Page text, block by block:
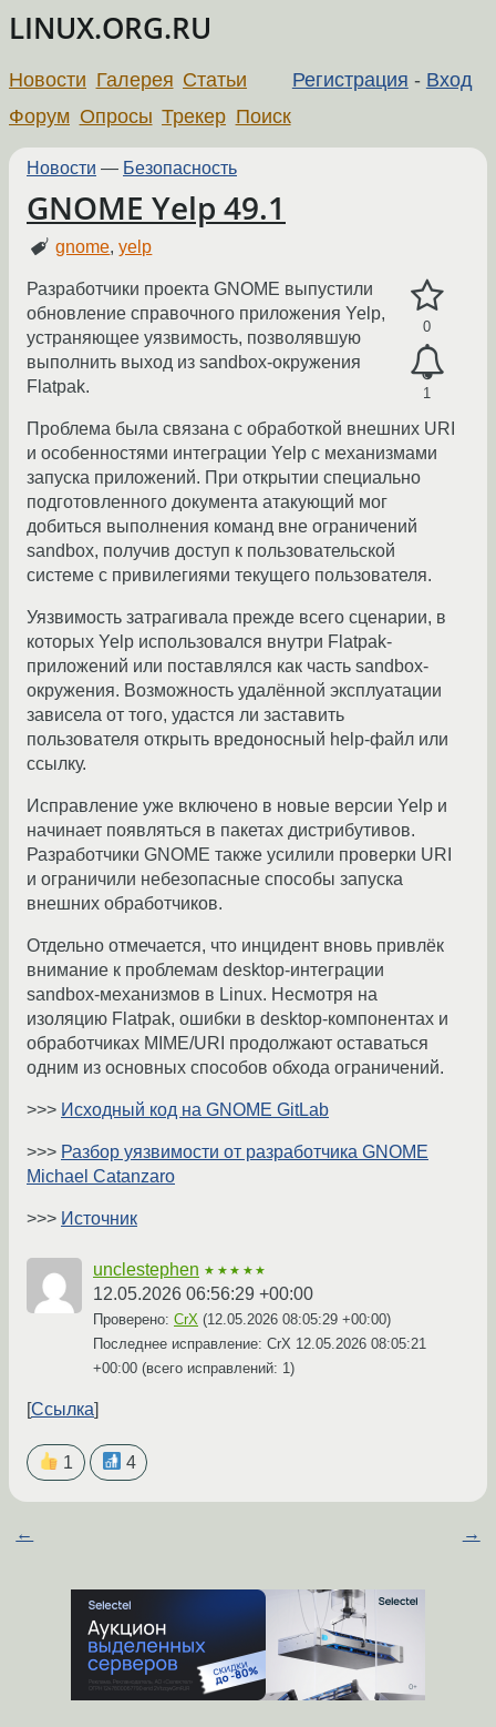
LINUX.ORG.RU
Регистрация - Вход
Новости Галерея Статьи
Форум Опросы Трекер Поиск
Новости — Безопасность
GNOME Yelp 49.1
gnome,yelp
0
1
Разработчики проекта GNOME выпустили
обновление справочного приложения Yelp,
устраняющее уязвимость, позволявшую
выполнить выход из sandbox-окружения
Flatpak.
Проблема была связана с обработкой внешних URI
и особенностями интеграции Yelp с механизмами
запуска приложений. При открытии специально
подготовленного документа атакующий мог
добиться выполнения команд вне ограничений
sandbox, получив доступ к пользовательской
системе с привилегиями текущего пользователя.
Уязвимость затрагивала прежде всего сценарии, в
которых Yelp использовался внутри Flatpak-
приложений или поставлялся как часть sandbox-
окружения. Возможность удалённой эксплуатации
зависела от того, удастся ли заставить
пользователя открыть вредоносный help-файл или
ссылку.
Исправление уже включено в новые версии Yelp и
начинает появляться в пакетах дистрибутивов.
Разработчики GNOME также усилили проверки URI
и ограничили небезопасные способы запуска
внешних обработчиков.
Отдельно отмечается, что инцидент вновь привлёк
внимание к проблемам desktop-интеграции
sandbox-механизмов в Linux. Несмотря на
изоляцию Flatpak, ошибки в desktop-компонентах и
обработчиках MIME/URI продолжают оставаться
одним из основных способов обхода ограничений.
>>> Исходный код на GNOME GitLab
>>> Разбор уязвимости от разработчика GNOME
Michael Catanzaro
>>> Источник
unclestephen ★★★★★
12.05.2026 06:56:29 +00:00
Проверено: CrX (12.05.2026 08:05:29 +00:00)
Последнее исправление: CrX 12.05.2026 08:05:21
+00:00 (всего исправлений: 1)
Ссылка
1 4
← →